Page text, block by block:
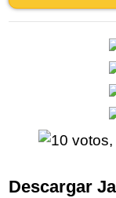
Descargar